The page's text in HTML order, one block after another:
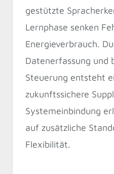
gestützte
Lernphase senken
Energieverbrauch.
Datenerfassung und
Steuerung entsteht
zukunftssichere
Systemeinbindung
auf zusätzliche
Flexibilität.